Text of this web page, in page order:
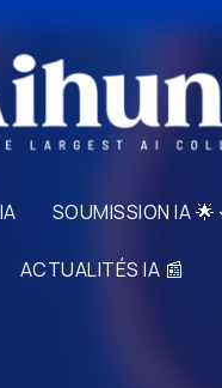
SOUMISSION IA 🌟
ACTUALITÉS IA 📰